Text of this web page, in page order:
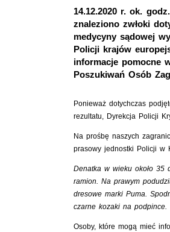
14.12.2020 r. ok.
znaleziono zwłoki
medycyny sądowej
Policji krajów
informacje pomocne
Poszukiwań Osób
Ponieważ dotychczas
rezultatu, Dyrekcja Policji
Na prośbę naszych
prasowy jednostki Policji w
Denatka w wieku około 35
ramion. Na prawym
dresowe marki Puma.
czarne kozaki na podpince.
Osoby, które mogą mieć